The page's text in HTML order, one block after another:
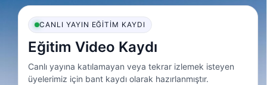
CANLI YAYIN EĞITIM KAYDI
Eğitim Video Kaydı
Canlı yayına katılamayan veya tekrar izlemek isteyen
üyelerimiz için bant kaydı olarak hazırlanmıştır.